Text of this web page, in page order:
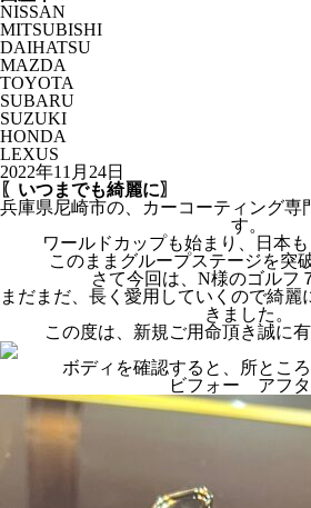
NISSAN
MITSUBISHI
DAIHATSU
MAZDA
TOYOTA
SUBARU
SUZUKI
HONDA
LEXUS
2022年11月24日
〖いつまでも綺麗に〗
兵庫県尼崎市の、カーコーティング
す。
ワールドカップも始まり、日本
このままグループステージを突
さて今回は、N様のゴルフ
まだまだ、長く愛用していくので綺麗
きました。
この度は、新規ご用命頂き誠に
ボディを確認すると、所とこ
ビフォー アフ